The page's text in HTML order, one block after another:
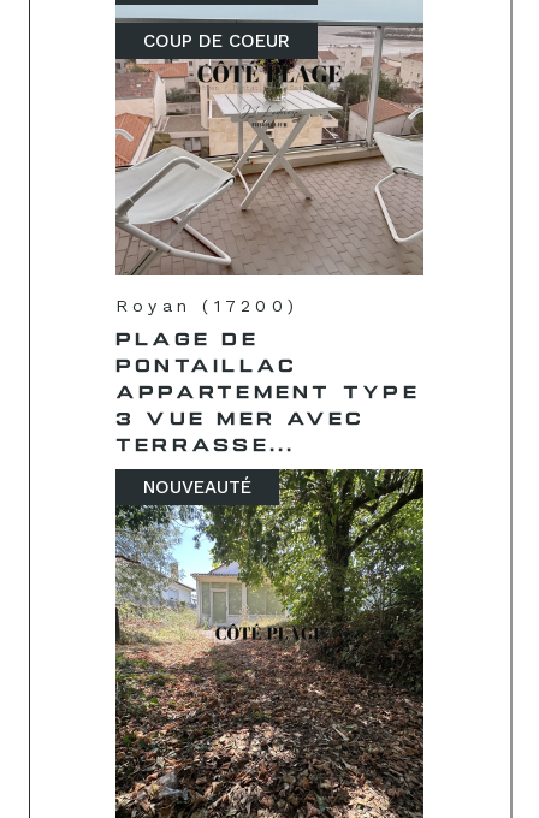
COUP DE COEUR
Royan (17200)
PLAGE DE
PONTAILLAC
APPARTEMENT TYPE
3 VUE MER AVEC
TERRASSE...
NOUVEAUTÉ